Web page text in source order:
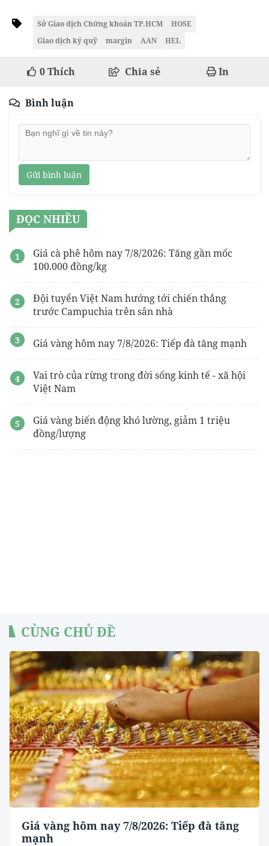
Sở Giao dịch Chứng khoán TP.HCM
HOSE
Giao dịch ký quỹ
margin AAN HEL
0Thích Chia sẻ In
Bình luận
Gửi bình luận
ĐỌC NHIỀU
Giá cà phê hôm nay 7/8/2026: Tăng gần mốc
100.000 đồng/kg
Đội tuyển Việt Nam hướng tới chiến thắng
trước Campuchia trên sân nhà
Giá vàng hôm nay 7/8/2026: Tiếp đà tăng mạnh
Vai trò của rừng trong đời sống kinh tế - xã hội
Việt Nam
Giá vàng biến động khó lường, giảm 1 triệu
đồng/lượng
CÙNG CHỦ ĐỀ
Giá vàng hôm nay 7/8/2026: Tiếp đà tăng
mạnh